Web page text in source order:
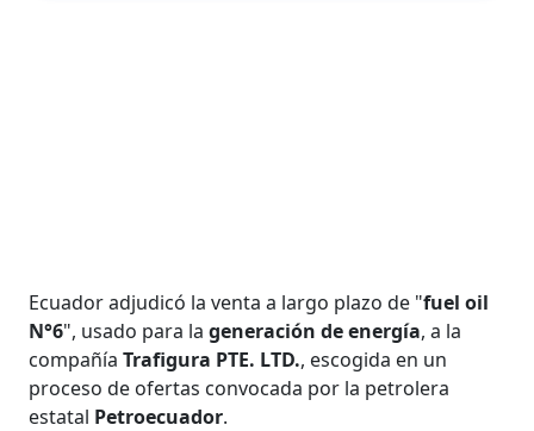
Ecuador adjudicó la venta a largo plazo de "fuel oil
N°6", usado para lageneración de energía, a la
compañíaTrafigura PTE. LTD., escogida en un
proceso de ofertas convocada por la petrolera
estatal Petroecuador.